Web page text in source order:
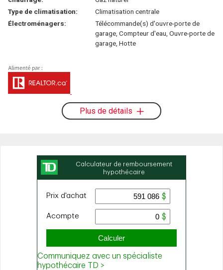
Type de climatisation:
Climatisation centrale
Électroménagers:
Télécommande(s) d'ouvre-porte de
garage, Compteur d'eau, Ouvre-porte de
garage, Hotte
Plus de détails